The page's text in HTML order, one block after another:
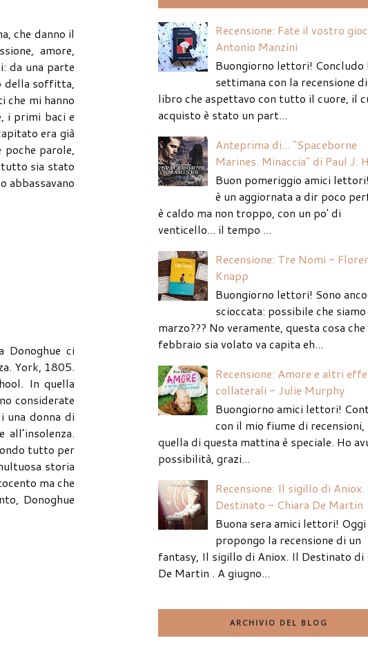
che danno il
amore,
da una parte
della soffitta,
che mi hanno
i primi baci e
era già
parole,
tutto sia stato
abbassavano
Donoghue ci
York, 1805.
In quella
considerate
una donna di
tutto per
storia
ma che
Donoghue
Recensione: Fate il vostro
Antonio Manzini
Buongiorno lettori! Concludo
settimana con la recensione
libro che aspettavo con tutto il cuore, il
acquisto è stato un part...
Anteprima di... "Spaceborne
Marines. Minaccia" di Paul J.
Buon pomeriggio amici
è un aggiornata a dir poco
è caldo ma non troppo, con un po' di
venticello... il tempo ...
Recensione: Tre Nomi -
Knapp
Buongiorno lettori! Sono
scioccata: possibile che siamo
marzo??? No veramente, questa cosa che
febbraio sia volato va capita eh...
Recensione: Amore e altri
collaterali - Julie Murphy
Buongiorno amici lettori!
con il mio fiume di recensioni,
quella di questa mattina è speciale. Ho
possibilità, grazi...
Recensione: Il sigillo di
Destinato - Chiara De Martin
Buona sera amici lettori!
propongo la recensione di un
fantasy, Il sigillo di Aniox. Il Destinato di
De Martin . A giugno...
ARCHIVIO DEL BLOG